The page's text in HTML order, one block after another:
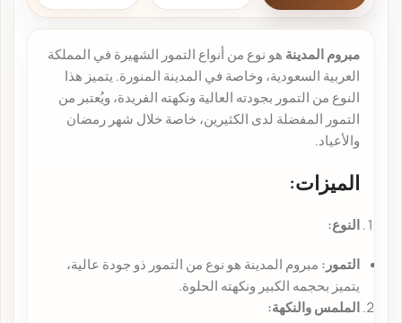
مبروم المدينة هو نوع من أنواع التمور الشهيرة في المملكة
العربية السعودية، وخاصة في المدينة المنورة. يتميز هذا
النوع من التمور بجودته العالية ونكهته الفريدة، ويُعتبر من
التمور المفضلة لدى الكثيرين، خاصة خلال شهر رمضان
والأعياد.
الميزات:
النوع:
التمور: مبروم المدينة هو نوع من التمور ذو جودة عالية،
يتميز بحجمه الكبير ونكهته الحلوة.
الملمس والنكهة: